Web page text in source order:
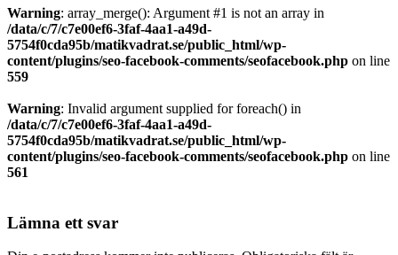
Warning: array_merge(): Argument #1 is not an array in
/data/c/7/c7e00ef6-3faf-4aa1-a49d-
5754f0cda95b/matikvadrat.se/public_html/wp-
content/plugins/seo-facebook-comments/seofacebook.php on line
559
Warning: Invalid argument supplied for foreach() in
/data/c/7/c7e00ef6-3faf-4aa1-a49d-
5754f0cda95b/matikvadrat.se/public_html/wp-
content/plugins/seo-facebook-comments/seofacebook.php on line
561
Lämna ett svar